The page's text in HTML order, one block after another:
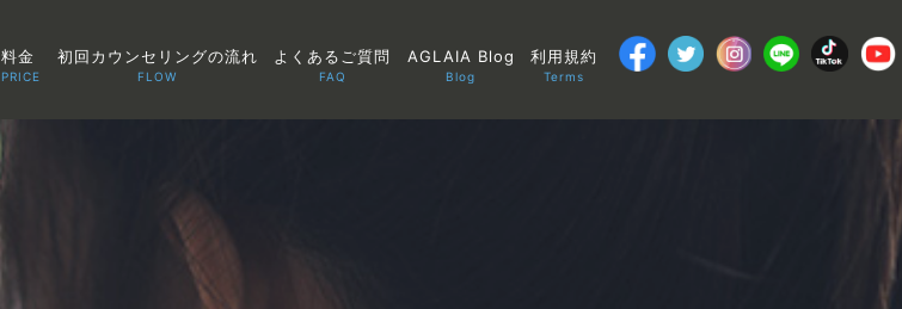
料金
PRICE
初回カウンセリングの流れ
FLOW
よくあるご質問
FAQ
AGLAIA Blog
Blog
利用規約
Terms